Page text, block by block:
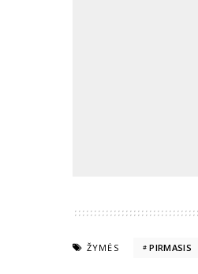
ŽYMĖS PIRMASIS